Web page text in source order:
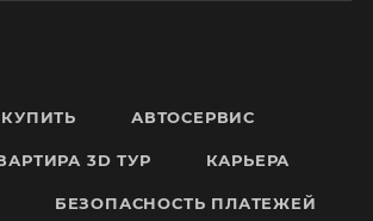
АВТОСЕРВИС
3D ТУР КАРЬЕРА
БЕЗОПАСНОСТЬ ПЛАТЕЖЕЙ